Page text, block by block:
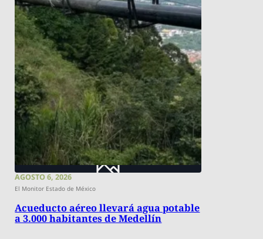
AGOSTO 6, 2026
El Monitor Estado de México
Acueducto aéreo llevará agua potable
a 3.000 habitantes de Medellín